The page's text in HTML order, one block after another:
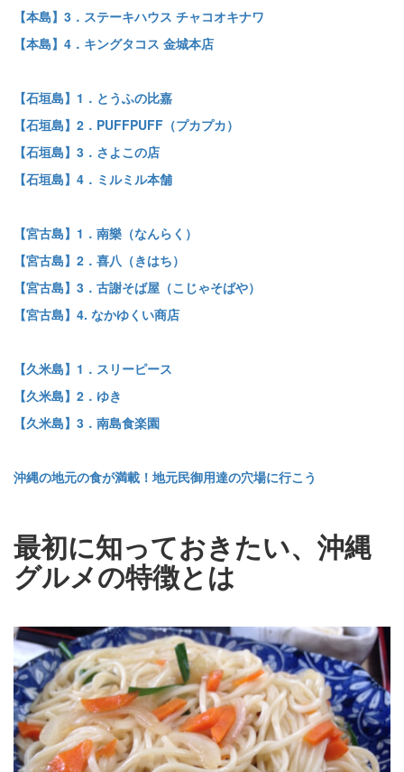
【本島】3．ステーキハウス チャコオキナワ
【本島】4．キングタコス 金城本店
【石垣島】1．とうふの比嘉
【石垣島】2．PUFFPUFF（プカプカ）
【石垣島】3．さよこの店
【石垣島】4．ミルミル本舗
【宮古島】1．南樂（なんらく）
【宮古島】2．喜八（きはち）
【宮古島】3．古謝そば屋（こじゃそばや）
【宮古島】4. なかゆくい商店
【久米島】1．スリーピース
【久米島】2．ゆき
【久米島】3．南島食楽園
沖縄の地元の食が満載！地元民御用達の穴場に行こう
最初に知っておきたい、沖縄
グルメの特徴とは